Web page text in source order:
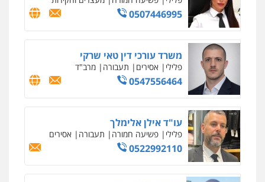
0507446995
משרד עורכי דין טאי שרקי
פלילי אסירים תעבורה מרב"ד
0547556464
עו"ד אילן אלימלך
פלילי פשיעה חמורה תעבורה אסירים
0522992110